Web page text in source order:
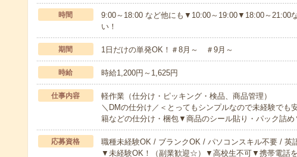
時間
9:00～18:00 など他にも▼10:00～19:00▼18:00～21:00
い！
期間 1日だけの単発OK！＃8月～ ＃9月～
時給 時給1,200円～1,625円
仕事内容
軽作業（仕分け・ピッキング・検品、商品管理）
＼DMの仕分け／＜とってもシンプルなので未経験で
籍などの仕分け・梱包▼商品のシール貼り・パック詰
応募資格
職種未経験OK / ブランクOK / パソコンスキル不要 / 英
▼未経験OK！（副業歓迎☆）▼高校生不可▼携帯電話